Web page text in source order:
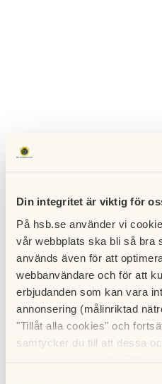
Din integritet är viktig för
På hsb.se använder vi
vår webbplats ska bli så bra
används även för att
webbanvändare och för att
erbjudanden som kan vara
annonsering (målinriktad
"Tillåt alla cookies" och
samtycker du till att dessa